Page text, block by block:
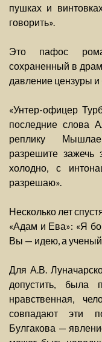
пушках и
говорить».
Это пафос
сохраненный в
давление цензуры и
«Унтер-офицер
последние слова
реплику
разрешите зажечь
холодно, с
разрешаю».
Несколько лет
«Адам и Ева»: «Я
Вы — идею, а ученый
Для А.В.
допустить, была
нравственная,
совпадают эти
Булгакова —